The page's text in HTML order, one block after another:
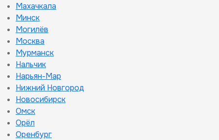
Махачкала
Минск
Могилёв
Москва
Мурманск
Нальчик
Нарьян-Мар
Нижний Новгород
Новосибирск
Омск
Орёл
Оренбург